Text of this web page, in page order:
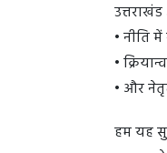
• नीति में
•
• और
हम यह